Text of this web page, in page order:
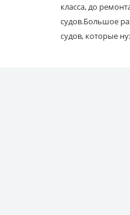
класса, до
судов.Большое
судов, которые